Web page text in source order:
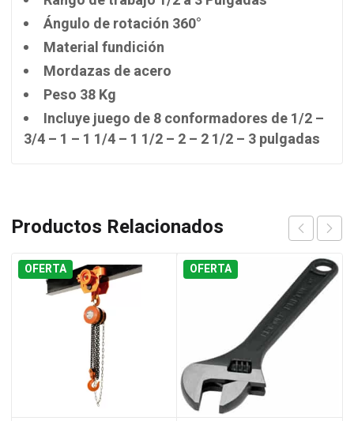
Ángulo de rotación 360°
Material fundición
Mordazas de acero
Peso 38 Kg
Incluye juego de 8 conformadores de 1/2 –
3/4 – 1 – 1 1/4 – 1 1/2 – 2 – 2 1/2 – 3 pulgadas
Productos Relacionados
OFERTA OFERTA